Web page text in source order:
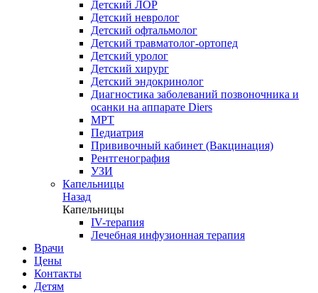
Детский ЛОР
Детский невролог
Детский офтальмолог
Детский травматолог-ортопед
Детский уролог
Детский хирург
Детский эндокринолог
Диагностика заболеваний позвоночника и
осанки на аппарате Diers
МРТ
Педиатрия
Прививочный кабинет (Вакцинация)
Рентгенография
УЗИ
Капельницы
Назад
Капельницы
IV-терапия
Лечебная инфузионная терапия
Врачи
Цены
Контакты
Детям